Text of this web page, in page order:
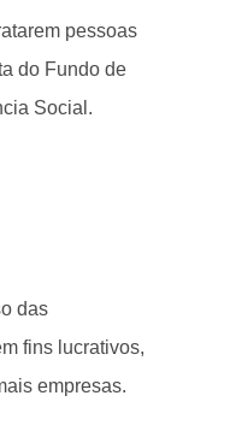
pessoas
do Fundo de
Social.
das
fins lucrativos,
empresas.